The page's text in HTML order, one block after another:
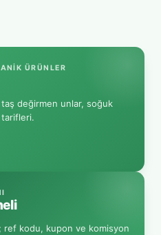
ÜRÜNLER
değirmen unlar, soğuk
tarifleri.
ref kodu, kupon ve komisyon